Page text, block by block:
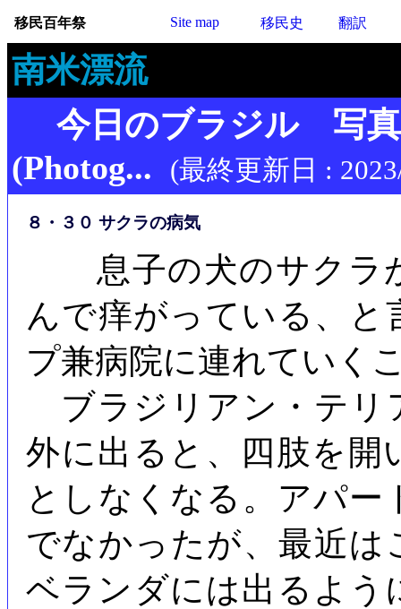
移民百年祭 Site map 移民史 翻訳
南米漂流
今日のブラジル 写
(Photog...
(最終更新日 :
８・３０ サクラの病気
息子の犬のサクラ
んで痒がっている、
プ兼病院に連れていく
ブラジリアン・テリ
外に出ると、四肢を開
としなくなる。アパ
でなかったが、最近
ベランダには出るよう